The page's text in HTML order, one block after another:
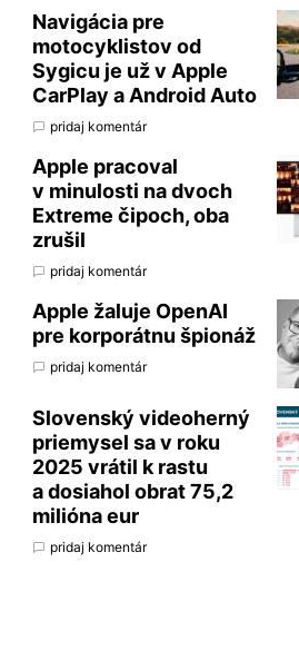
Navigácia pre
motocyklistov od
Sygicu je už v Apple
CarPlay a Android Auto
pridaj komentár
Apple pracoval
v minulosti na dvoch
Extreme čipoch, oba
zrušil
pridaj komentár
Apple žaluje OpenAI
pre korporátnu špionáž
pridaj komentár
Slovenský videoherný
priemysel sa v roku
2025 vrátil k rastu
a dosiahol obrat 75,2
milióna eur
pridaj komentár